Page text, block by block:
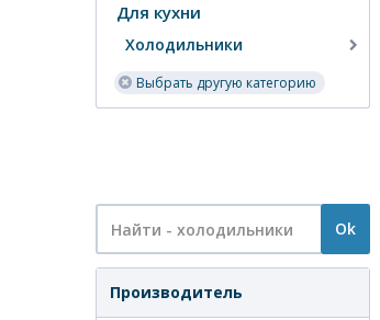
Для кухни
Холодильники
Выбрать другую категорию
Ok
Производитель